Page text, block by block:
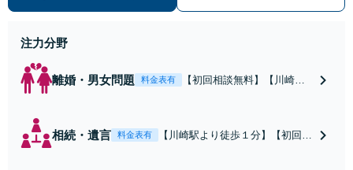
も多数。お気軽にお問い合わせ下さ
注力分野
離婚・男女問題 料金表有
【初回相談無料】【川崎駅
割・婚姻費用・養育費・財
相続・遺言 料金表有
【川崎駅より徒歩１分】【初回相